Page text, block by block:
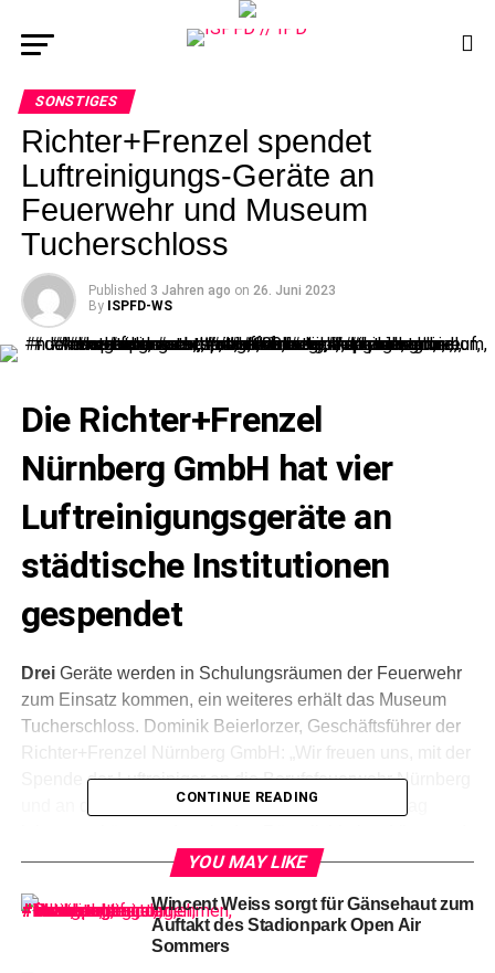
SONSTIGES
Richter+Frenzel spendet
Luftreinigungs-Geräte an
Feuerwehr und Museum
Tucherschloss
Published 3 Jahren ago on 26. Juni 2023
By ISPFD-WS
Die Richter+Frenzel
Nürnberg GmbH hat vier
Luftreinigungsgeräte an
städtische Institutionen
gespendet
DreiGeräte werden in Schulungsräumen der Feuerwehr
zum Einsatz kommen, ein weiteres erhält das Museum
Tucherschloss. Dominik Beierlorzer, Geschäftsführer der
Richter+Frenzel Nürnberg GmbH: „Wir freuen uns, mit der
Spende der Luftreiniger an die Berufsfeuerwehr Nürnberg
und an das Museum Tucherschloss unseren Beitrag
Bakterien weniger Chancen haben und stets beste
steigert das Wohlbefinden der Nutzer der
Besprechungsräume und sorgt für ein besseres
CONTINUE READING
YOU MAY LIKE
Wincent Weiss sorgt für Gänsehaut zum
Auftakt des Stadionpark Open Air
Sommers